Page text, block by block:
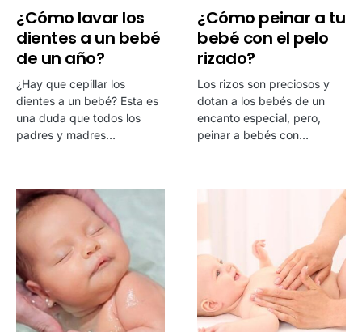
¿Cómo lavar los
dientes a un bebé
de un año?
¿Hay que cepillar los
dientes a un bebé? Esta es
una duda que todos los
padres y madres…
¿Cómo peinar a tu
bebé con el pelo
rizado?
Los rizos son preciosos y
dotan a los bebés de un
encanto especial, pero,
peinar a bebés con…